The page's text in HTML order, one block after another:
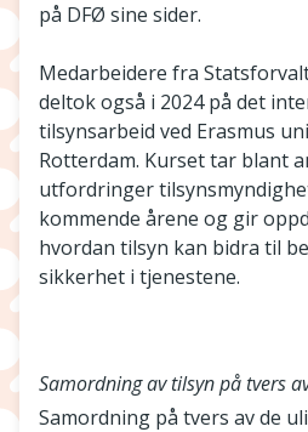
på DFØ sine sider.
Medarbeidere fra
deltok også i 2024 på det
tilsynsarbeid ved Erasmus
Rotterdam. Kurset tar blant
utfordringer
kommende årene og gir
hvordan tilsyn kan bidra til
sikkerhet i tjenestene.
Samordning av tilsyn på tvers
Samordning på tvers av de